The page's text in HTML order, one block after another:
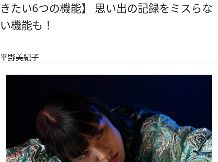
きたい6つの機能】 思い出の記録をミスらな
い機能も！
平野美紀子